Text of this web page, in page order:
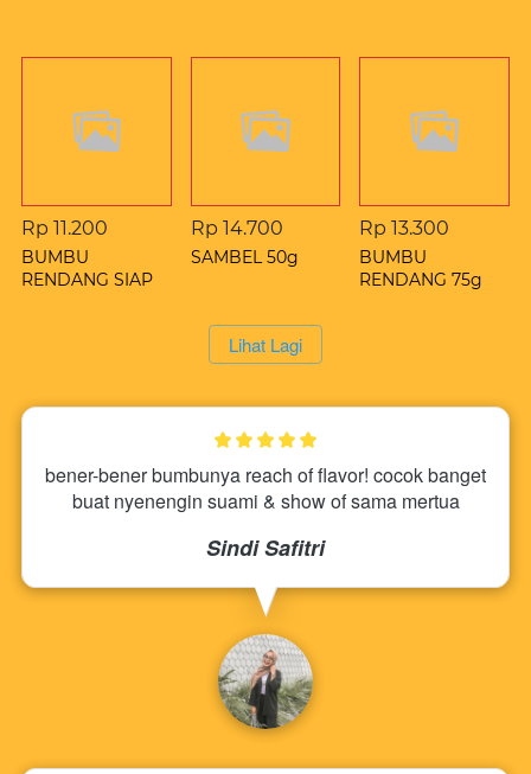
Rp 11.200
BUMBU
RENDANG SIAP
Rp 14.700
SAMBEL 50g
Rp 13.300
BUMBU
RENDANG 75g
`Lihat Lagi
bener-bener bumbunya reach of flavor! cocok banget
buat nyenengin suami & show of sama mertua
Sindi Safitri